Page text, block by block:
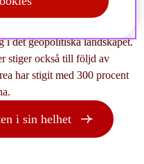
gången sedan 2023.
i det geopolitiska landskapet.
stiger också till följd av
har stigit med 300 procent
i sin helhet